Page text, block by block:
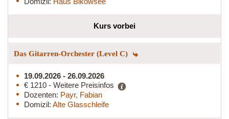
Kurs vorbei
Das Gitarren-Orchester (Level C)
19.09.2026 - 26.09.2026
€ 1210 - Weitere Preisinfos
Dozenten: Payr, Fabian
Domizil: Alte Glasschleife